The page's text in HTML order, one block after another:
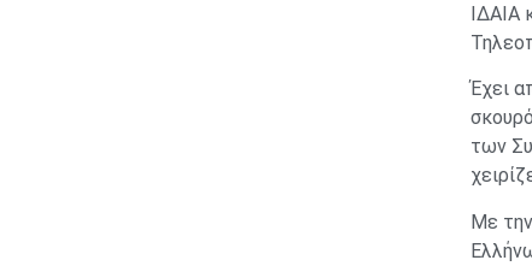
ΙΔΑΙΑ
Έχει
των
Με